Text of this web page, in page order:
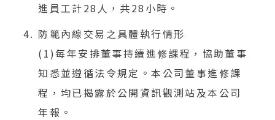
進員工計28人，共28小時。
防範內線交易之具體執行情形
(1)每年安排董事持續進修課程，協助董事
知悉並遵循法令規定。本公司董事進修課
程，均已揭露於公開資訊觀測站及本公司
年報。